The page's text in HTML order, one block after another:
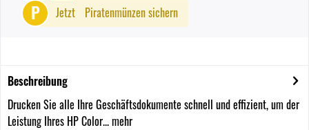
P Jetzt Piratenmünzen sichern
Beschreibung
Drucken Sie alle Ihre Geschäftsdokumente schnell und effizient, um der
Leistung Ihres HP Color...mehr